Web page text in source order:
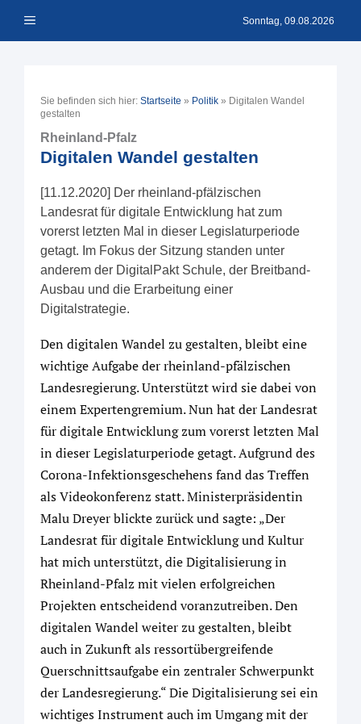
Inhalt Menü Sonntag, 09.08.2026
Sie befinden sich hier: Startseite » Politik » Digitalen Wandel
gestalten
Rheinland-Pfalz
Digitalen Wandel gestalten
[11.12.2020] Der rheinland-pfälzischen
Landesrat für digitale Entwicklung hat zum
vorerst letzten Mal in dieser Legislaturperiode
getagt. Im Fokus der Sitzung standen unter
anderem der DigitalPakt Schule, der Breitband-
Ausbau und die Erarbeitung einer
Digitalstrategie.
Den digitalen Wandel zu gestalten, bleibt eine
wichtige Aufgabe der rheinland-pfälzischen
Landesregierung. Unterstützt wird sie dabei von
einem Expertengremium. Nun hat der Landesrat
für digitale Entwicklung zum vorerst letzten Mal
in dieser Legislaturperiode getagt. Aufgrund des
Corona-Infektionsgeschehens fand das Treffen
als Videokonferenz statt. Ministerpräsidentin
Malu Dreyer blickte zurück und sagte: „Der
Landesrat für digitale Entwicklung und Kultur
hat mich unterstützt, die Digitalisierung in
Rheinland-Pfalz mit vielen erfolgreichen
Projekten entscheidend voranzutreiben. Den
digitalen Wandel weiter zu gestalten, bleibt
auch in Zukunft als ressortübergreifende
Querschnittsaufgabe ein zentraler Schwerpunkt
der Landesregierung.“ Die Digitalisierung sei ein
wichtiges Instrument auch im Umgang mit der